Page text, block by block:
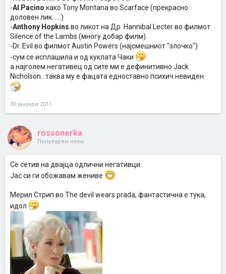
-Al Pacino како Tony Montana во Scarface (прекрасно
доловен лик......)
-Anthony Hopkins во ликот на Др. Hannibal Lecter во филмот
Silence of the Lambs (многу добар филм)
-Dr. Evil во филмот Austin Powers (најсмешниот "злочко")
-сум се исплашила и од куклата Чаки
а најголем негативец од сите ми е дефинитивно Jack
Nicholson...таква му е фацата едноставно психич невиден
30 јануари 2011
rossonerka
Популарен член
Се сетив на двајца одлични негативци.
Јас си ги обожавам жениве
Meрил Стрип во The devil wears prada, фантастична е тука,
идол